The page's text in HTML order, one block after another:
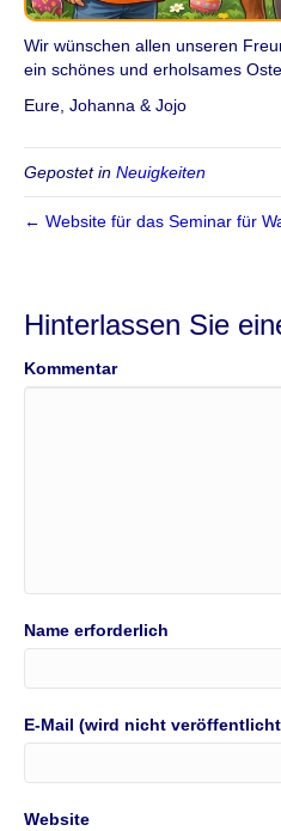
Wir wünschen allen unseren
ein schönes und erholsames
Eure, Johanna & Jojo
Gepostet in Neuigkeiten
← Website für das Seminar für
Hinterlassen Sie
Kommentar
Name erforderlich
E-Mail (wird nicht
Website